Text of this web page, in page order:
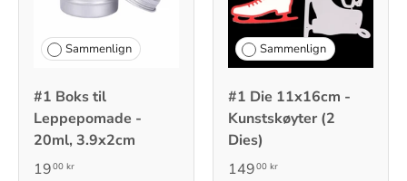
Sammenlign
#1 Boks til
Leppepomade -
20ml, 3.9x2cm
1900 kr
Sammenlign
#1 Die 11x16cm -
Kunstskøyter (2
Dies)
14900 kr